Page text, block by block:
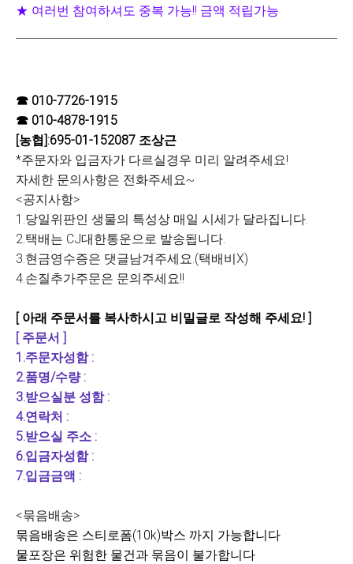
★ 여러번 참여하셔도 중복 가능!! 금액 적립가능
☎ 010-7726-1915
☎ 010-4878-1915
[농협] :695-01-152087 조상근
*주문자와 입금자가 다르실경우 미리 알려주세요!
자세한 문의사항은 전화주세요~
<공지사항>
1.당일위판인 생물의 특성상 매일 시세가 달라집니다.
2.택배는 CJ대한통운으로 발송됩니다.
3.현금영수증은 댓글남겨주세요.(택배비X)
4.손질추가주문은 문의주세요!!
[ 아래 주문서를 복사하시고 비밀글로 작성해 주세요! ]
[ 주문서 ]
1.주문자성함 :
2.품명/수량 :
3.받으실분 성함 :
4.연락처 :
5.받으실 주소 :
6.입금자성함 :
7.입금금액 :
<묶음배송>
묶음배송은 스티로폼(10k)박스 까지 가능합니다
물포장은 위험한 물건과 묶음이 불가합니다